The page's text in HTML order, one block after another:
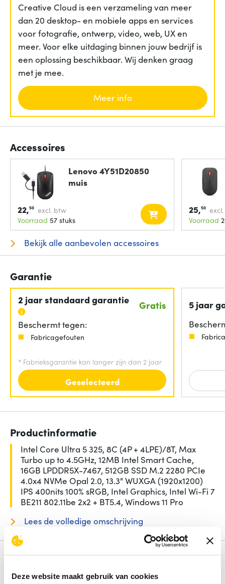
Deze website maakt gebruik van cookies
Creative Cloud is een verzameling van meer
dan 20 desktop- en mobiele apps en services
voor fotografie, ontwerp, video, web, UX en
meer. Voor elke uitdaging binnen jouw bedrijf is
een oplossing beschikbaar. Wij denken graag
met je mee.
Meer info
Accessoires
Lenovo 4Y51D20850
muis
22,50 excl. btw
Voorraad 57 stuks
25,50
Voorraad
Bekijk alle aanbevolen accessoires
Garantie
2 jaar standaard garantie Gratis
Beschermt tegen:
Fabricagefouten
* Fabrieksgarantie kan langer zijn dan 2 jaar
Geselecteerd
5 jaar
Productinformatie
Intel Core Ultra 5 325, 8C (4P + 4LPE)/8T, Max
Turbo up to 4.5GHz, 12MB Intel Smart Cache,
16GB LPDDR5X-7467, 512GB SSD M.2 2280 PCIe
4.0x4 NVMe Opal 2.0, 13.3" WUXGA (1920x1200)
IPS 400nits 100% sRGB, Intel Graphics, Intel Wi-Fi 7
BE211 802.11be 2x2 + BT5.4, Windows 11 Pro
Lees de volledige omschrijving
Beeldschermdiag.13.3 inch